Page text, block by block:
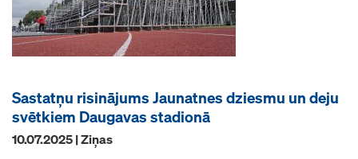
Sastatņu risinājums Jaunatnes dziesmu un deju
svētkiem Daugavas stadionā
10.07.2025 | Ziņas